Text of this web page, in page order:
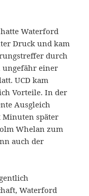
Waterford
Druck und kam
durch
ungefähr einer
UCD kam
Vorteile. In der
Ausgleich
Minuten später
Whelan zum
auch der
Waterford